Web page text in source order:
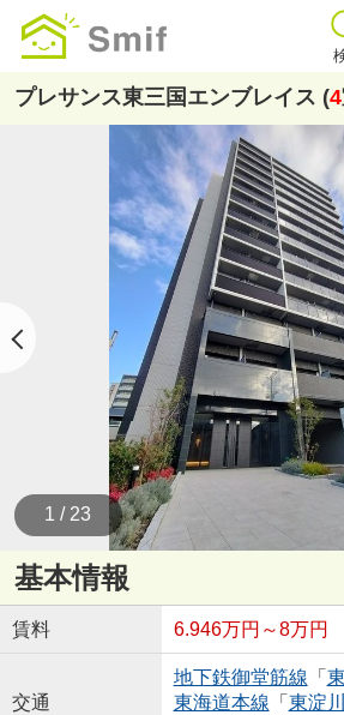
プレサンス東三国エンブレイス (4
1 / 23
基本情報
賃料 6.946万円～8万円
交通
地下鉄御堂筋線 「
東海道本線 「 東淀川